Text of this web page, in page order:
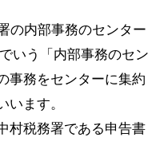
の内部事務のセンター
いう「内部事務のセン
事務をセンターに集約
います。
村税務署である申告書